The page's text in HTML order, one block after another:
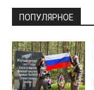
ПОПУЛЯРНОЕ